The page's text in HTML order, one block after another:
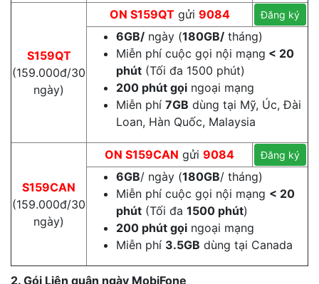
S159QT
(159.000đ/30
ngày)
ON S159QTgửi 9084 Đăng ký
6GB/ ngày (180GB/ tháng)
Miễn phí cuộc gọi nội mạng < 20
phút (Tối đa 1500 phút)
200 phút gọi ngoại mạng
Miễn phí 7GB dùng tại Mỹ, Úc, Đài
Loan, Hàn Quốc, Malaysia
S159CAN
(159.000đ/30
ngày)
ON S159CAN gửi 9084 Đăng ký
6GB/ ngày (180GB/ tháng)
Miễn phí cuộc gọi nội mạng < 20
phút (Tối đa 1500 phút)
200 phút gọi ngoại mạng
Miễn phí 3.5GB dùng tại Canada
2. Gói Liên quân ngày MobiFone